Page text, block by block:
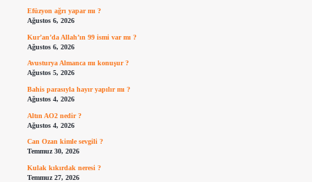
Efüzyon ağrı yapar mı ?
Ağustos 6, 2026
Kur’an’da Allah’ın 99 ismi var mı ?
Ağustos 6, 2026
Avusturya Almanca mı konuşur ?
Ağustos 5, 2026
Bahis parasıyla hayır yapılır mı ?
Ağustos 4, 2026
Altın AO2 nedir ?
Ağustos 4, 2026
Can Ozan kimle sevgili ?
Temmuz 30, 2026
Kulak kıkırdak neresi ?
Temmuz 27, 2026